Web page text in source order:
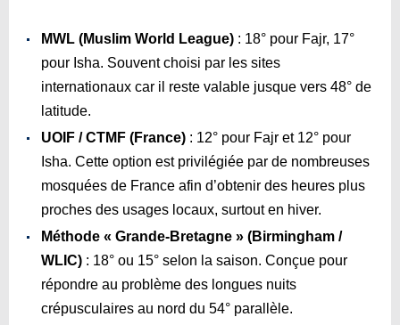
MWL (Muslim World League) : 18° pour Fajr, 17°
pour Isha. Souvent choisi par les sites
internationaux car il reste valable jusque vers 48° de
latitude.
UOIF / CTMF (France) : 12° pour Fajr et 12° pour
Isha. Cette option est privilégiée par de nombreuses
mosquées de France afin d’obtenir des heures plus
proches des usages locaux, surtout en hiver.
Méthode « Grande-Bretagne » (Birmingham /
WLIC) : 18° ou 15° selon la saison. Conçue pour
répondre au problème des longues nuits
crépusculaires au nord du 54° parallèle.